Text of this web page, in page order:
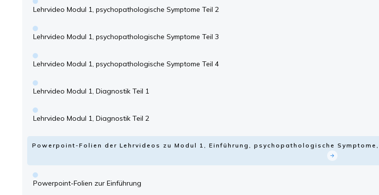
Lehrvideo Modul 1, psychopathologische Symptome Teil 2
Lehrvideo Modul 1, psychopathologische Symptome Teil 3
Lehrvideo Modul 1, psychopathologische Symptome Teil 4
Lehrvideo Modul 1, Diagnostik Teil 1
Lehrvideo Modul 1, Diagnostik Teil 2
Powerpoint-Folien der Lehrvideos zu Modul 1, Einführung, psychopathologische
Powerpoint-Folien zur Einführung